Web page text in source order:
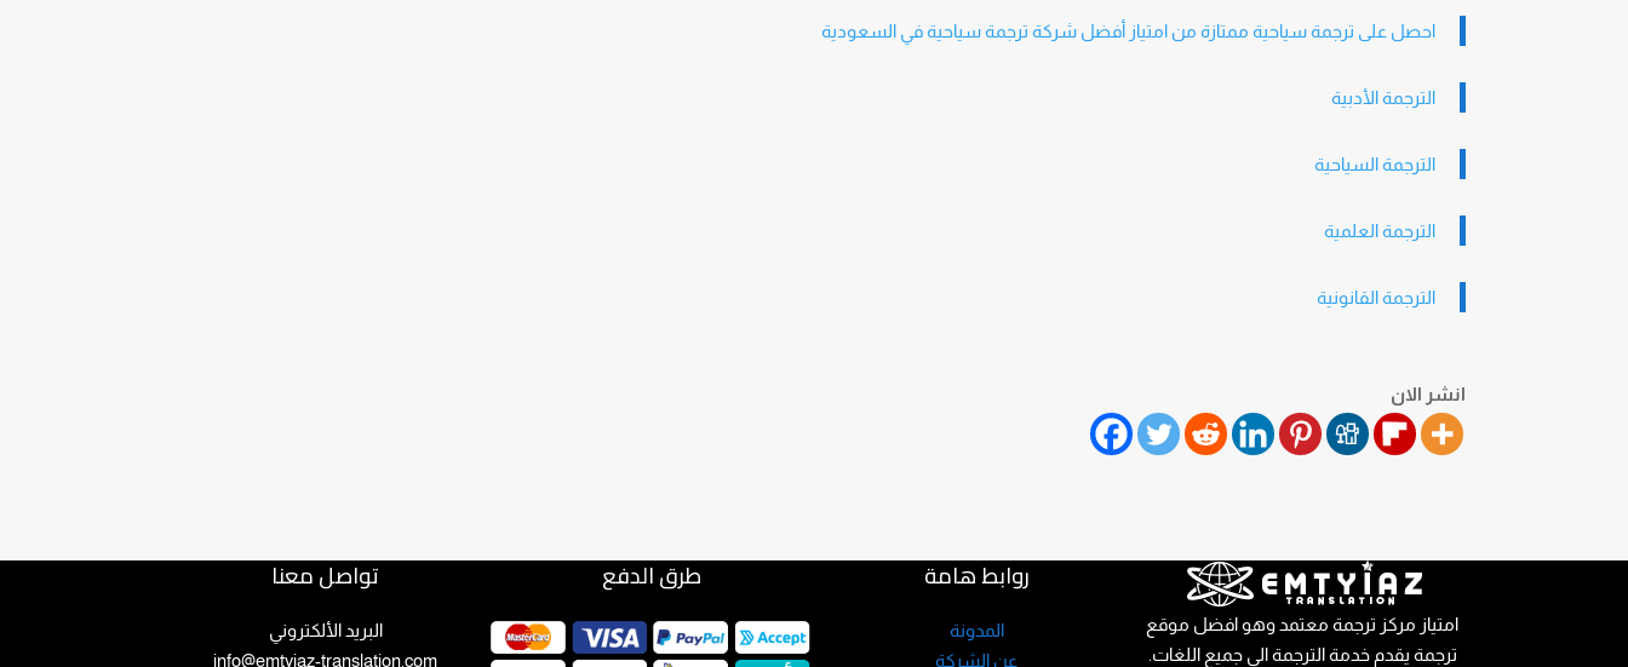
احصل على ترجمة سياحية ممتازة من امتياز أفضل شركة ترجمة سياحية في السعودية
الترجمة الأدبية
الترجمة السياحية
الترجمة العلمية
الترجمة القانونية
انشر الان
تواصل معنا
البريد الألكتروني
info@emtyiaz-translation.com
طرق الدفع روابط هامة
المدونة
عن الشركة
امتياز مركز ترجمة معتمد وهو افضل موقع
ترجمة يقدم خدمة الترجمة الي جميع اللغات.